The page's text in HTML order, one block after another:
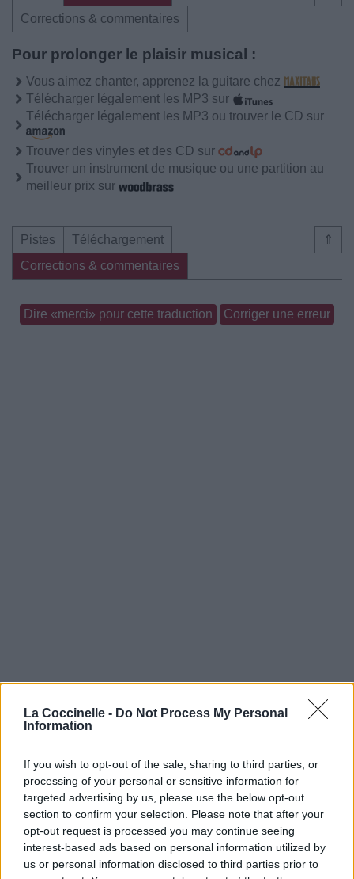
La Coccinelle - Do Not Process My Personal
Information
If you wish to opt-out of the sale, sharing to third parties, or
processing of your personal or sensitive information for
targeted advertising by us, please use the below opt-out
section to confirm your selection. Please note that after your
opt-out request is processed you may continue seeing
interest-based ads based on personal information utilized by
us or personal information disclosed to third parties prior to
Corrections & commentaires
Pour prolonger le plaisir musical :
Vous aimez chanter, apprenez la guitare chez
Télécharger légalement les MP3 sur
Télécharger légalement les MP3 ou trouver le CD sur
Trouver des vinyles et des CD sur
Trouver un instrument de musique ou une partition au
meilleur prix sur
⇑
Pistes
Téléchargement
Corrections & commentaires
Dire «merci» pour cette traduction Corriger une erreur